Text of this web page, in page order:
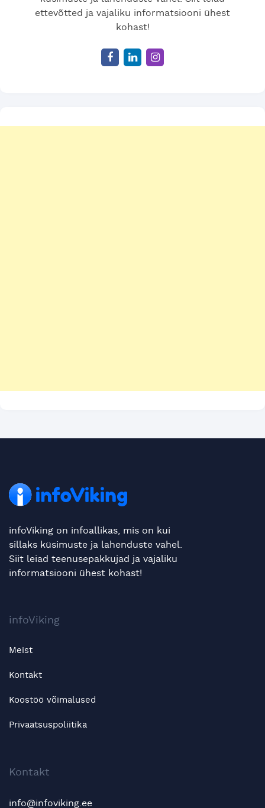
ettevõtted ja vajaliku informatsiooni ühest
kohast!
infoViking on infoallikas, mis on kui
sillaks küsimuste ja lahenduste vahel.
Siit leiad teenusepakkujad ja vajaliku
informatsiooni ühest kohast!
infoViking
Meist
Kontakt
Koostöö võimalused
Privaatsuspoliitika
Kontakt
info@infoviking.ee